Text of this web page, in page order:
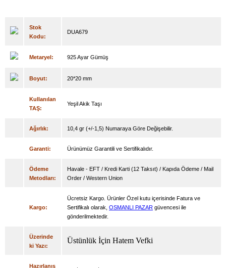
Stok
Kodu:
DUA679
Metaryel: 925 Ayar Gümüş
Boyut: 20*20 mm
Kullanılan
TAŞ:
Yeşil Akik Taşı
Ağırlık: 10,4 gr (+/-1,5) Numaraya Göre Değişebilir.
Garanti: Ürünümüz Garantili ve Sertifikalıdır.
Ödeme
Metodları:
Havale - EFT / Kredi Karti (12 Taksıt) / Kapıda Ödeme / Mail
Order / Western Union
Kargo:
Ücretsiz Kargo. Ürünler Özel kutu içerisinde Fatura ve
Sertifikalı olarak, OSMANLI PAZAR güvencesi ile
gönderilmektedir.
Üzerinde
ki Yazı:
Üstünlük İçin Hatem Vefki
Hazırlanış